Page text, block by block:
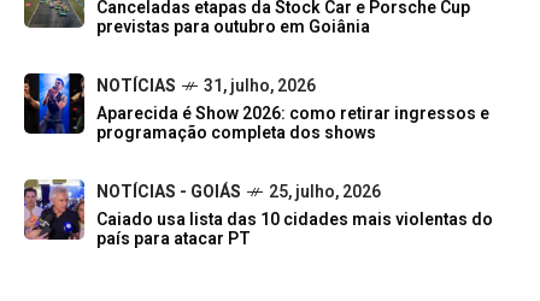
Canceladas etapas da Stock Car e Porsche Cup
previstas para outubro em Goiânia
NOTÍCIAS
31, julho, 2026
Aparecida é Show 2026: como retirar ingressos e
programação completa dos shows
NOTÍCIAS - GOIÁS
25, julho, 2026
Caiado usa lista das 10 cidades mais violentas do
país para atacar PT